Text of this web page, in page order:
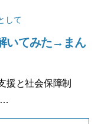
して
いてみた→まん
援と社会保障制
…